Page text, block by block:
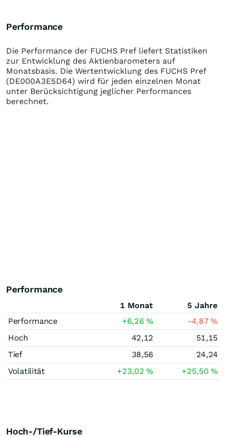
Performance
Die Performance der FUCHS Pref liefert Statistiken
zur Entwicklung des Aktienbarometers auf
Monatsbasis. Die Wertentwicklung des FUCHS Pref
(DE000A3E5D64) wird für jeden einzelnen Monat
unter Berücksichtigung jeglicher Performances
berechnet.
Performance
1 Monat
5 Jahre
Performance
+6,26% -4,87%
Hoch
42,12
51,15
Tief
38,56
24,24
Volatilität
+23,02% +25,50%
Hoch-/Tief-Kurse